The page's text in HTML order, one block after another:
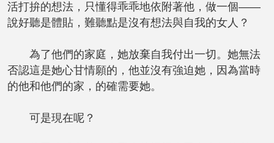
活打拚的想法，只懂得乖乖地依附著他，做一個——
說好聽是體貼，難聽點是沒有想法與自我的女人？
為了他們的家庭，她放棄自我付出一切。她無法
否認這是她心甘情願的，他並沒有強迫她，因為當時
的他和他們的家，的確需要她。
可是現在呢？